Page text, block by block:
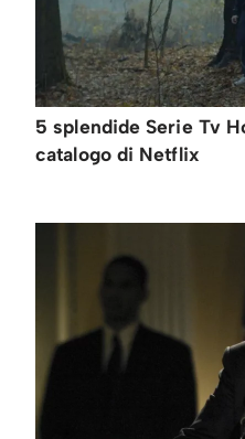
5 splendide Serie Tv
catalogo di Netflix